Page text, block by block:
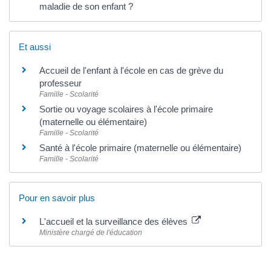
maladie de son enfant ?
Et aussi
Accueil de l'enfant à l'école en cas de grève du
professeur
Famille - Scolarité
Sortie ou voyage scolaires à l'école primaire
(maternelle ou élémentaire)
Famille - Scolarité
Santé à l'école primaire (maternelle ou élémentaire)
Famille - Scolarité
Pour en savoir plus
L'accueil et la surveillance des élèves
Ministère chargé de l'éducation